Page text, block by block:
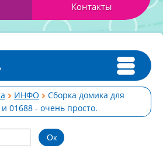
Контакты
ИНФО
Сборка домика для
01688 - очень просто.